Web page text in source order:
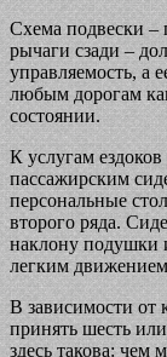
Схема подвески –
рычаги сзади –
управляемость, а
любым дорогам
состоянии.
К услугам
пассажирским
персональные
второго ряда.
наклону подушки
легким
В зависимости
принять шесть
здесь такова: чем